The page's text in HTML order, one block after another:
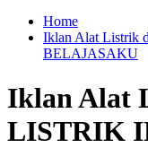
Home
Iklan Alat Listrik
BELAJASAKU
Iklan Alat
LISTRIK